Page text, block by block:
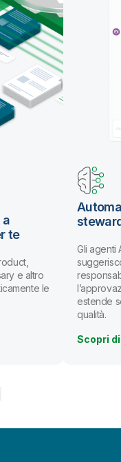
a
te
e altro
le
Gli agenti
estende
qualità.
Scopri